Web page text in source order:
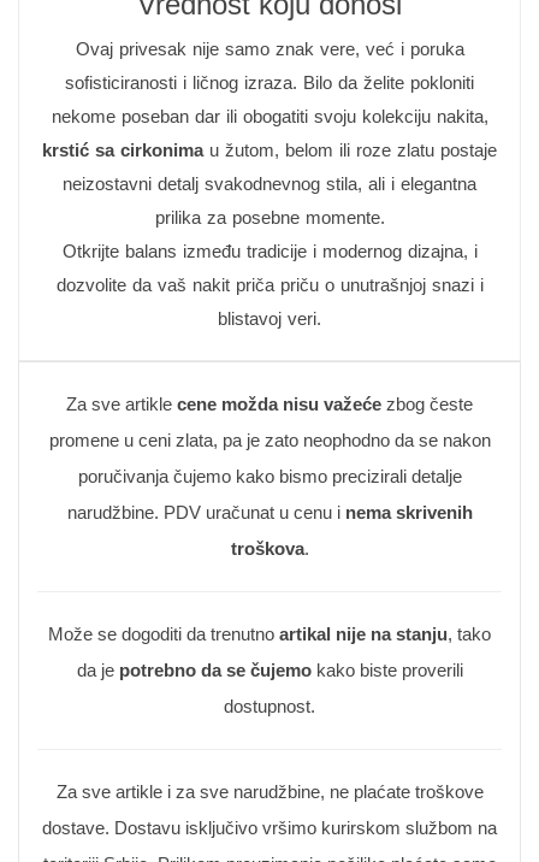
Ovaj privesak nije samo znak vere, već i poruka
sofisticiranosti i ličnog izraza. Bilo da želite pokloniti
nekome poseban dar ili obogatiti svoju kolekciju nakita,
krstić sa cirkonimau žutom, belom ili roze zlatu postaje
neizostavni detalj svakodnevnog stila, ali i elegantna
prilika za posebne momente.
Otkrijte balans između tradicije i modernog dizajna, i
dozvolite da vaš nakit priča priču o unutrašnjoj snazi i
blistavoj veri.
Za sve artikle cene možda nisu važeće zbog česte
promene u ceni zlata, pa je zato neophodno da se nakon
poručivanja čujemo kako bismo precizirali detalje
narudžbine. PDV uračunat u cenu i nema skrivenih
troškova.
Može se dogoditi da trenutno artikal nije na stanju, tako
da je potrebno da se čujemokako biste proverili
dostupnost.
Za sve artikle i za sve narudžbine, ne plaćate troškove
dostave. Dostavu isključivo vršimo kurirskom službom na